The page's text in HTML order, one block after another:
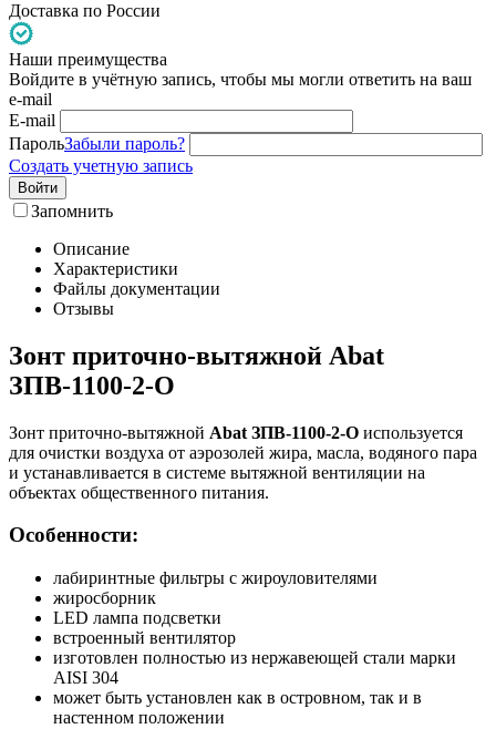
Доставка по России
Наши преимущества
Войдите в учётную запись, чтобы мы могли ответить на ваш
e-mail
E-mail
ПарольЗабыли пароль?
Создать учетную запись
Войти
Запомнить
Описание
Характеристики
Файлы документации
Отзывы
Зонт приточно-вытяжной Abat
ЗПВ-1100-2-О
Зонт приточно-вытяжной Abat ЗПВ-1100-2-О используется
для очистки воздуха от аэрозолей жира, масла, водяного пара
и устанавливается в системе вытяжной вентиляции на
объектах общественного питания.
Особенности:
лабиринтные фильтры с жироуловителями
жиросборник
LED лампа подсветки
встроенный вентилятор
изготовлен полностью из нержавеющей стали марки
AISI 304
может быть установлен как в островном, так и в
настенном положении